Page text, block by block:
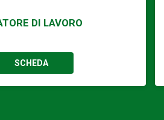
DI LAVORO
SCHEDA